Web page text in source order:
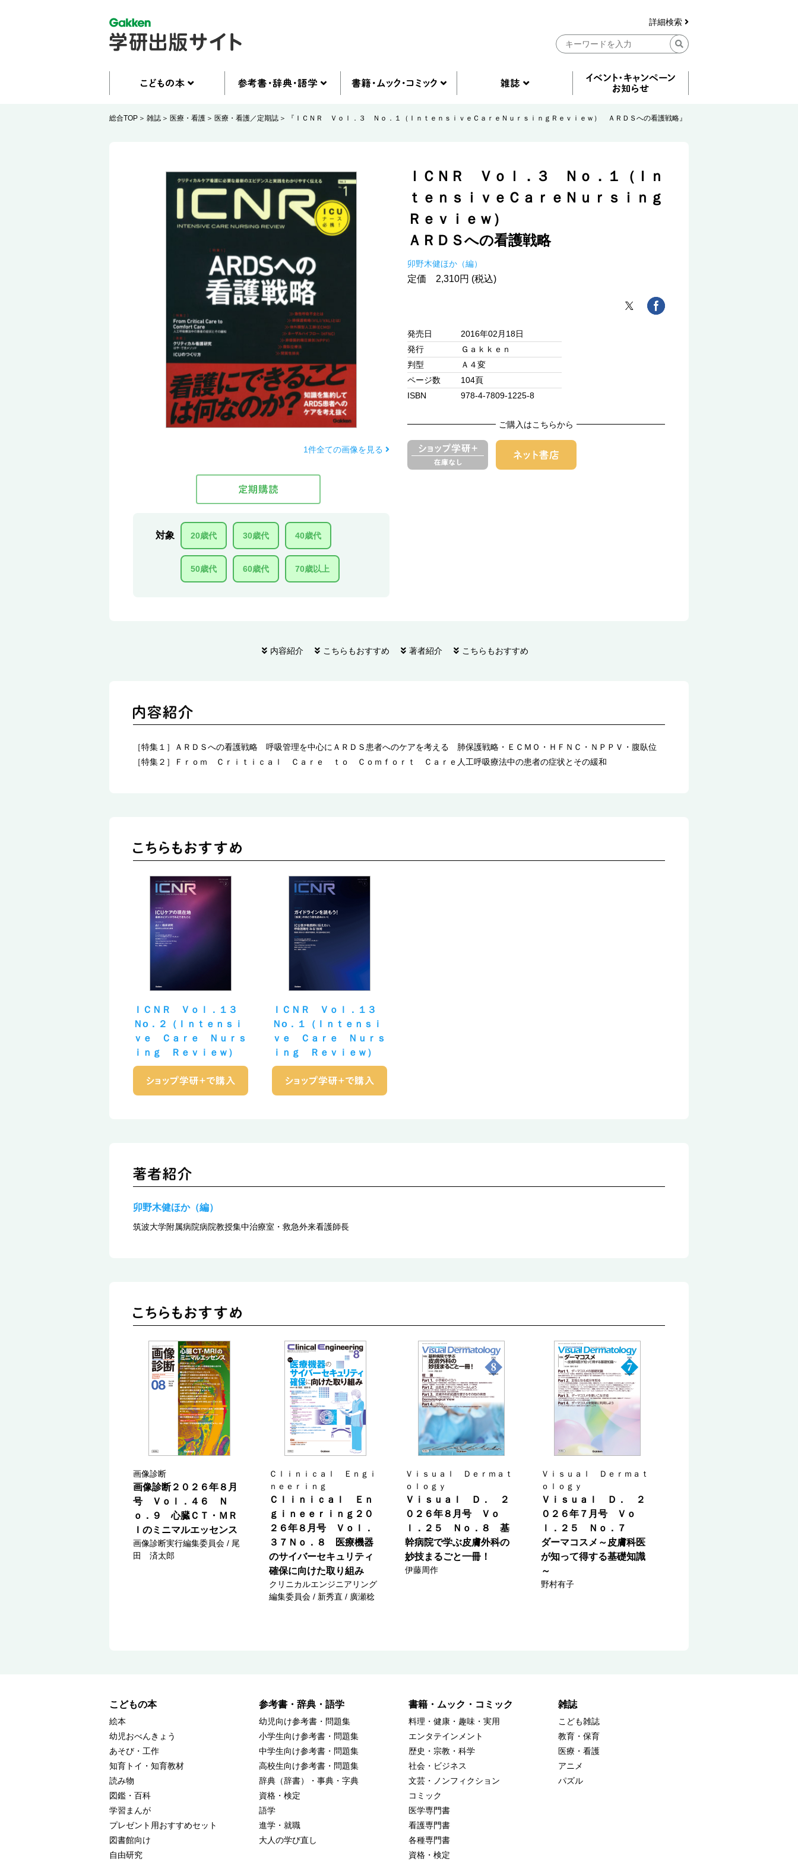
詳細検索
総合TOP 雑誌 医療・看護 医療・看護／定期誌 『ＩＣＮＲ Ｖｏｌ．３ Ｎｏ．１（ＩｎｔｅｎｓｉｖｅＣａｒｅＮｕｒｓｉｎｇＲｅｖｉｅｗ） ＡＲＤＳへの看護戦略』
1件全ての画像を見る
対象 20歳代 30歳代 40歳代
50歳代 60歳代 70歳以上
ＩＣＮＲ Ｖｏｌ．３ Ｎｏ．１（Ｉｎ
ｔｅｎｓｉｖｅＣａｒｅＮｕｒｓｉｎｇ
Ｒｅｖｉｅｗ）
ＡＲＤＳへの看護戦略
卯野木健ほか（編）
定価 2,310円 (税込)
発売日
2016年02月18日
発行
Ｇａｋｋｅｎ
判型
Ａ４変
ページ数
104頁
ISBN
978-4-7809-1225-8
ご購入はこちらから
内容紹介 こちらもおすすめ 著者紹介 こちらもおすすめ
［特集１］ＡＲＤＳへの看護戦略 呼吸管理を中心にＡＲＤＳ患者へのケアを考える 肺保護戦略・ＥＣＭＯ・ＨＦＮＣ・ＮＰＰＶ・腹臥位
［特集２］Ｆｒｏｍ Ｃｒｉｔｉｃａｌ Ｃａｒｅ ｔｏ Ｃｏｍｆｏｒｔ Ｃａｒｅ人工呼吸療法中の患者の症状とその緩和
ＩＣＮＲ Ｖｏｌ．１３
Ｎо．２（Ｉｎｔｅｎｓｉ
ｖｅ Ｃａｒｅ Ｎｕｒｓ
ｉｎｇ Ｒｅｖｉｅｗ）
ＩＣＮＲ Ｖｏｌ．１３
Ｎо．１（Ｉｎｔｅｎｓｉ
ｖｅ Ｃａｒｅ Ｎｕｒｓ
ｉｎｇ Ｒｅｖｉｅｗ）
卯野木健ほか（編）
筑波大学附属病院病院教授集中治療室・救急外来看護師長
画像診断
画像診断２０２６年８月
号 Ｖｏｌ．４６ Ｎ
ｏ．９ 心臓ＣＴ・ＭＲ
Ｉのミニマルエッセンス
画像診断実行編集委員会 / 尾
田 済太郎
Ｃｌｉｎｉｃａｌ Ｅｎｇｉ
ｎｅｅｒｉｎｇ
Ｃｌｉｎｉｃａｌ Ｅｎ
ｇｉｎｅｅｒｉｎｇ２０
２６年８月号 Ｖｏｌ．
３７Ｎｏ．８ 医療機器
のサイバーセキュリティ
確保に向けた取り組み
クリニカルエンジニアリング
編集委員会 / 新秀直 / 廣瀬稔
Ｖｉｓｕａｌ Ｄｅｒｍａｔ
ｏｌｏｇｙ
Ｖｉｓｕａｌ Ｄ． ２
０２６年８月号 Ｖｏ
ｌ．２５ Ｎｏ．８ 基
幹病院で学ぶ皮膚外科の
妙技まるごと一冊！
伊藤周作
Ｖｉｓｕａｌ Ｄｅｒｍａｔ
ｏｌｏｇｙ
Ｖｉｓｕａｌ Ｄ． ２
０２６年７月号 Ｖｏ
ｌ．２５ Ｎｏ．７
ダーマコスメ～皮膚科医
が知って得する基礎知識
～
野村有子
こどもの本
絵本
幼児おべんきょう
あそび・工作
知育トイ・知育教材
読み物
図鑑・百科
学習まんが
プレゼント用おすすめセット
図書館向け
自由研究
参考書・辞典・語学
幼児向け参考書・問題集
小学生向け参考書・問題集
中学生向け参考書・問題集
高校生向け参考書・問題集
辞典（辞書）・事典・字典
資格・検定
語学
進学・就職
大人の学び直し
書籍・ムック・コミック
料理・健康・趣味・実用
エンタテインメント
歴史・宗教・科学
社会・ビジネス
文芸・ノンフィクション
コミック
医学専門書
看護専門書
各種専門書
資格・検定
雑誌
こども雑誌
教育・保育
医療・看護
アニメ
パズル